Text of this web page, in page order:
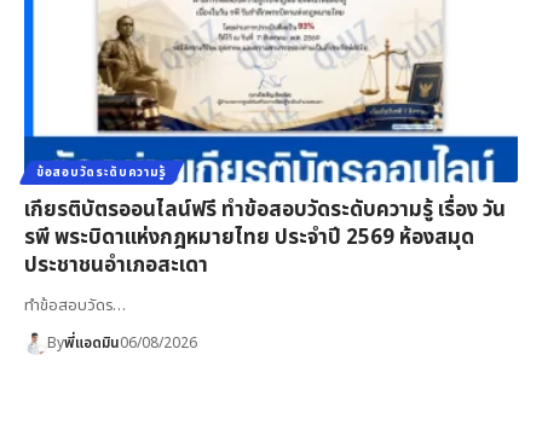
ข้อสอบวัดระดับความรู้
เกียรติบัตรออนไลน์ฟรี ทำข้อสอบวัดระดับความรู้ เรื่อง วัน
รพี พระบิดาแห่งกฎหมายไทย ประจำปี 2569 ห้องสมุด
ประชาชนอำเภอสะเดา
ทำข้อสอบวัดร…
Byพี่แอดมิน06/08/2026